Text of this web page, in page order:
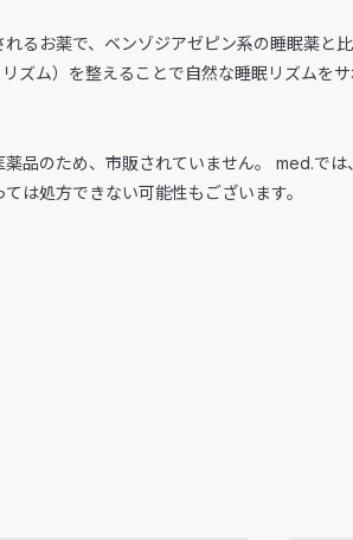
るお薬で、ベンゾジアゼピン系の睡眠薬と
ズム）を整えることで自然な睡眠リズムをサ
品のため、市販されていません。 med.で
は処方できない可能性もございます。